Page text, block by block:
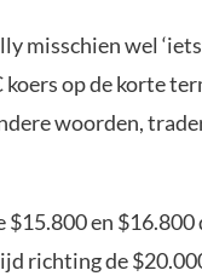
misschien wel
op de korte
woorden,
$15.800 en
richting de